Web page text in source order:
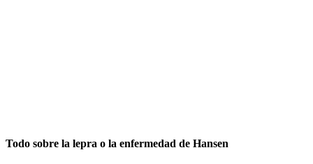
Todo sobre la lepra o la enfermedad de Hansen